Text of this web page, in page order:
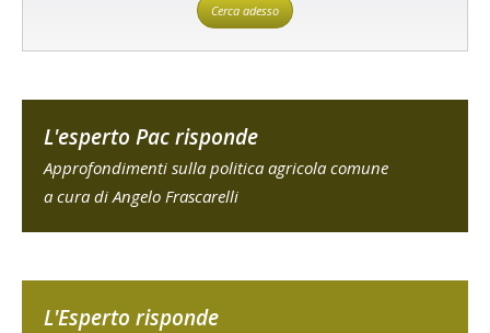
Cerca adesso
L'esperto Pac risponde
Approfondimenti sulla politica agricola comune
a cura di Angelo Frascarelli
L'Esperto risponde